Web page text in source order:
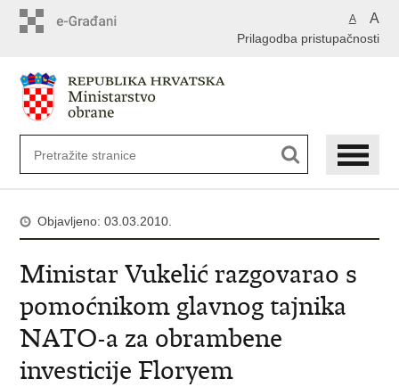
A A
Prilagodba pristupačnosti
Objavljeno: 03.03.2010.
Ministar Vukelić razgovarao s
pomoćnikom glavnog tajnika
NATO-a za obrambene
investicije Floryem